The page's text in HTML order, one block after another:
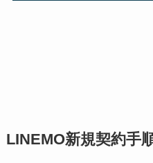
LINEMO新規契約手